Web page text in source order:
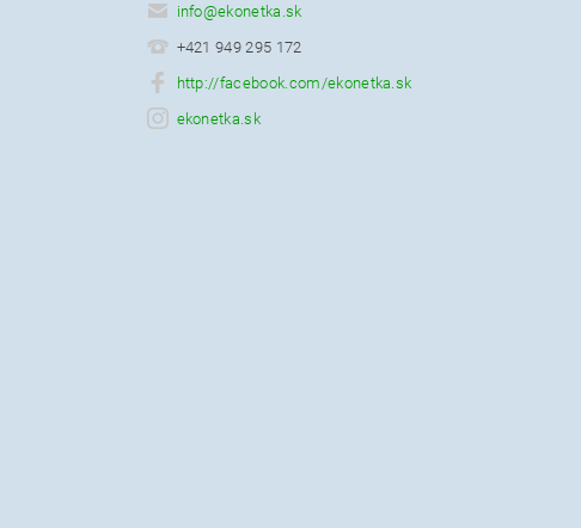
info@ekonetka.sk
+421 949 295 172
http://facebook.com/ekonetka.sk
ekonetka.sk